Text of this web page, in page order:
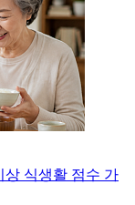
상 식생활 점수 가